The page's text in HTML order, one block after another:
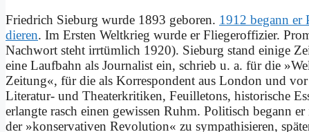
Fried­rich Sieburg wur­de 1893 ge­bo­ren. 1912 be­gann
die­ren. Im Er­sten Welt­krieg wur­de er Flie­ger­of­fi­zier.
Nach­wort steht irr­tüm­lich 1920). Sieburg stand ei­ni­ge
ei­ne Lauf­bahn als Jour­na­list ein, schrieb u. a. für die
Zei­tung«, für die als Kor­re­spon­dent aus Lon­don und
Li­te­ra­tur- und Thea­ter­kri­ti­ken, Feuil­le­tons, hi­sto­ri­sche
er­lang­te rasch ei­nen ge­wis­sen Ruhm. Po­li­tisch be­gann
der »kon­ser­va­ti­ven Re­vo­lu­ti­on« zu sym­pa­thi­sie­ren,